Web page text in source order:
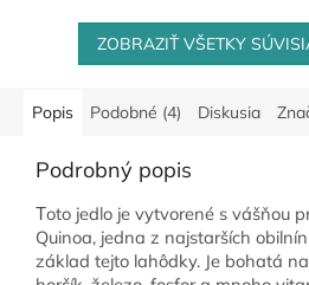
raňajky alebo sladký...
ZOBRAZIŤ VŠETKY
Popis Podobné (4) Diskusia
Podrobný popis
Toto jedlo je vytvorené s vášňou
Quinoa, jedna z najstarších
základ tejto lahôdky. Je bohatá